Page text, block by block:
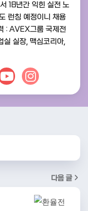
18년간 익힌 실전 노
런칭 예정이니 채용
: AVEX그룹 국제전
실 실장, 맥심코리아,
다음 글